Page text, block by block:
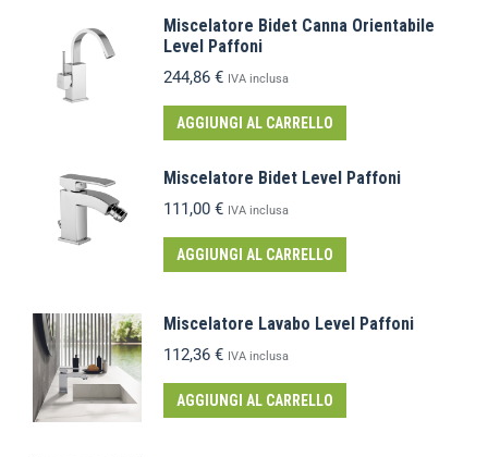
Miscelatore Bidet Canna Orientabile
Level Paffoni
244,86 € IVA inclusa
AGGIUNGI AL CARRELLO
Miscelatore Bidet Level Paffoni
111,00 € IVA inclusa
AGGIUNGI AL CARRELLO
Miscelatore Lavabo Level Paffoni
112,36 € IVA inclusa
AGGIUNGI AL CARRELLO